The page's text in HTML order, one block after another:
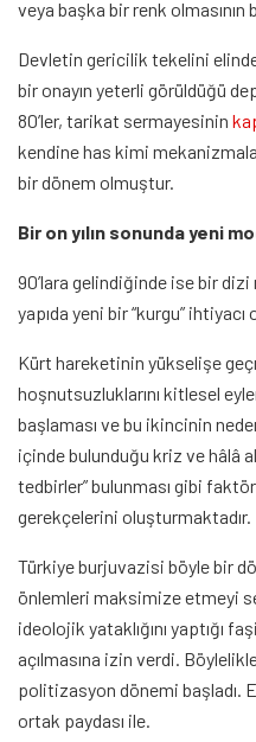
veya başka bir renk
Devletin gericilik tekelini
bir onayın yeterli görüldüğü
80’ler, tarikat sermayesinin
kendine has kimi
bir dönem olmuştur.
Bir on yılın sonunda yeni
90’lara gelindiğinde ise bir
yapıda yeni bir “kurgu” ihtiyacı
Kürt hareketinin yükselişe
hoşnutsuzluklarını kitlesel
başlaması ve bu ikincinin
içinde bulunduğu kriz ve hâlâ
tedbirler” bulunması gibi
gerekçelerini oluşturmaktadır.
Türkiye burjuvazisi böyle bir
önlemleri maksimize etmeyi
ideolojik yataklığını yaptığı
açılmasına izin verdi.
politizasyon dönemi başladı.
ortak paydası ile.